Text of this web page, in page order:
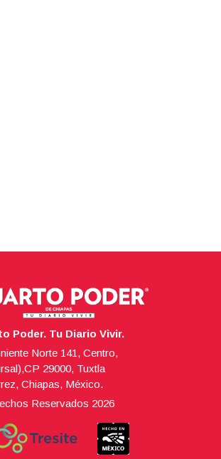
Poder. Tu Diario Vivir.
Norte 141, Centro,
29000, Tuxtla
Chiapas, México.
Reservados 2026